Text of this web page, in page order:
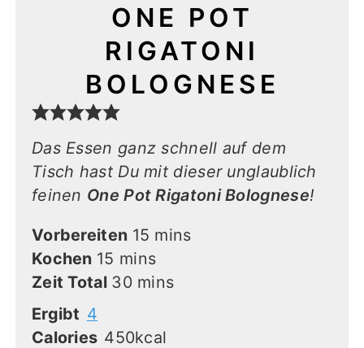
ONE POT
RIGATONI
BOLOGNESE
Das Essen ganz schnell auf dem
Tisch hast Du mit dieser unglaublich
feinen One Pot Rigatoni Bolognese!
Vorbereiten 15 minutes
mins
Kochen 15 minutes
mins
Zeit Total 30minutes
mins
Ergibt 4
Calories 450kcal